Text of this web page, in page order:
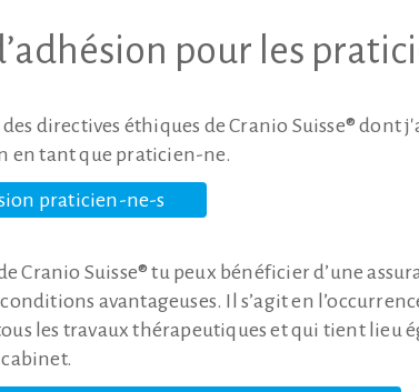
pour les
directives éthiques de Cranio Suisse® dont
en tant que praticien-ne.
praticien-ne-s
Cranio Suisse® tu peux bénéficier d’une
avantageuses. Il s’agit en
les travaux thérapeutiques et qui tient lieu